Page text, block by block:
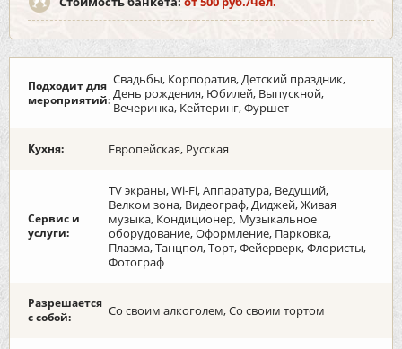
Подходит для
мероприятий:
Свадьбы, Корпоратив, Детский праздник,
День рождения, Юбилей, Выпускной,
Вечеринка, Кейтеринг, Фуршет
Кухня: Европейская, Русская
Сервис и
услуги:
TV экраны, Wi-Fi, Аппаратура, Ведущий,
Велком зона, Видеограф, Диджей, Живая
музыка, Кондиционер, Музыкальное
оборудование, Оформление, Парковка,
Плазма, Танцпол, Торт, Фейерверк, Флористы,
Фотограф
Разрешается
с собой:
Со своим алкоголем, Со своим тортом